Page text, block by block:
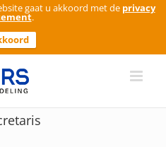
gaat u akkoord met de privacy
.